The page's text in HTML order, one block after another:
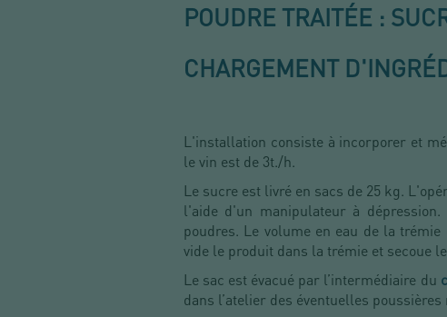
POUDRE TRAITÉE :
CHARGEMENT
L'installation consiste à incorporer et
le vin est de 3t./h.
Le sucre est livré en sacs de 25 kg.
l'aide d'un manipulateur à
poudres. Le volume en eau de la
vide le produit dans la trémie et secoue
Le sac est évacué par l’intermédiaire du
dans l’atelier des éventuelles